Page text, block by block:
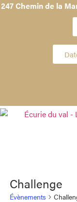
247 Chemin de la
Challenge
Évènements